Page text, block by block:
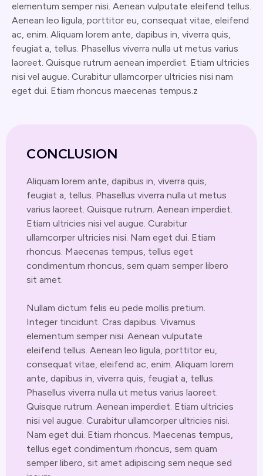
elementum semper nisi. Aenean vulputate eleifend tellus.
Aenean leo ligula, porttitor eu, consequat vitae, eleifend
ac, enim. Aliquam lorem ante, dapibus in, viverra quis,
feugiat a, tellus. Phasellus viverra nulla ut metus varius
laoreet. Quisque rutrum aenean imperdiet. Etiam ultricies
nisi vel augue. Curabitur ullamcorper ultricies nisi nam
eget dui. Etiam rhoncus maecenas tempus.z
CONCLUSION
Aliquam lorem ante, dapibus in, viverra quis,
feugiat a, tellus. Phasellus viverra nulla ut metus
varius laoreet. Quisque rutrum. Aenean imperdiet.
Etiam ultricies nisi vel augue. Curabitur
ullamcorper ultricies nisi. Nam eget dui. Etiam
rhoncus. Maecenas tempus, tellus eget
condimentum rhoncus, sem quam semper libero
sit amet.
Nullam dictum felis eu pede mollis pretium.
Integer tincidunt. Cras dapibus. Vivamus
elementum semper nisi. Aenean vulputate
eleifend tellus. Aenean leo ligula, porttitor eu,
consequat vitae, eleifend ac, enim. Aliquam lorem
ante, dapibus in, viverra quis, feugiat a, tellus.
Phasellus viverra nulla ut metus varius laoreet.
Quisque rutrum. Aenean imperdiet. Etiam ultricies
nisi vel augue. Curabitur ullamcorper ultricies nisi.
Nam eget dui. Etiam rhoncus. Maecenas tempus,
tellus eget condimentum rhoncus, sem quam
semper libero, sit amet adipiscing sem neque sed